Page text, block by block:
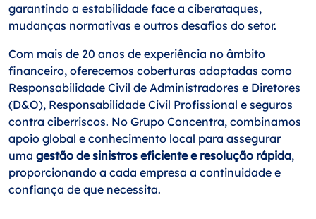
garantindo a estabilidade face a ciberataques,
mudanças normativas e outros desafios do setor.
Com mais de 20 anos de experiência no âmbito
financeiro, oferecemos coberturas adaptadas como
Responsabilidade Civil de Administradores e Diretores
(D&O), Responsabilidade Civil Profissional e seguros
contra ciberriscos. No Grupo Concentra, combinamos
apoio global e conhecimento local para assegurar
uma gestão de sinistros eficiente e resolução rápida,
proporcionando a cada empresa a continuidade e
confiança de que necessita.